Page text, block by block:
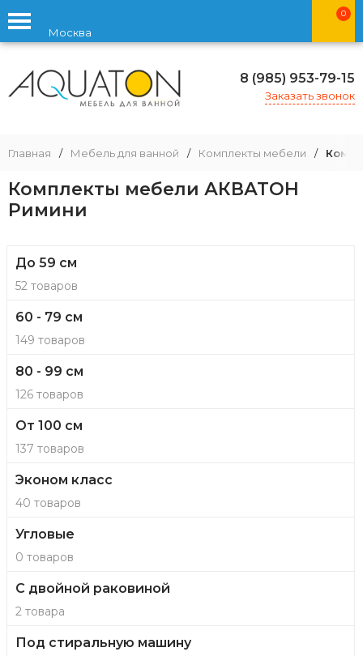
Москва
0
8 (985) 953-79-15
Заказать звонок
Главная / Мебель для ванной / Комплекты мебели /
Комплекты мебели АКВАТОН
Римини
До 59 см
52 товаров
60 - 79 см
149 товаров
80 - 99 см
126 товаров
От 100 см
137 товаров
Эконом класс
40 товаров
Угловые
0 товаров
С двойной раковиной
2 товара
Под стиральную машину